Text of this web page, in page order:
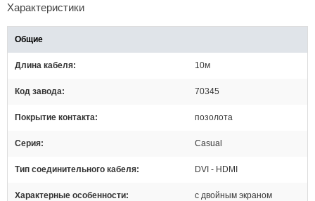
Характеристики
Общие
Длина кабеля 10м
Код завода 70345
Покрытие контакта позолота
Серия Casual
Тип соединительного кабеля DVI - HDMI
Характерные особенности с двойным экраном